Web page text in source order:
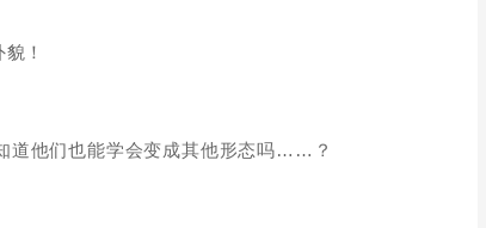
！
道他们也能学会变成其他形态吗……？